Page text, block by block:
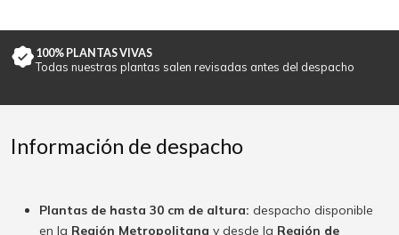
100% PLANTAS VIVAS
Todas nuestras plantas salen revisadas antes del despacho
Información de despacho
Plantas de hasta 30 cm de altura: despacho disponible
en la Región Metropolitana y desde la Región de